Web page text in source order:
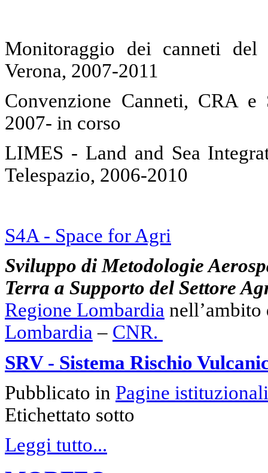
Monitoraggio dei canneti
Verona, 2007-2011
Convenzione Canneti, CRA e
2007- in corso
LIMES - Land and Sea
Telespazio, 2006-2010
S4A - Space for Agri
Sviluppo di Metodologie
Terra a Supporto del Settore
Regione Lombardia
Lombardia– CNR.
SRV - Sistema Rischio
Pubblicato in Pagine istituzionali
Etichettato sotto
Leggi tutto...